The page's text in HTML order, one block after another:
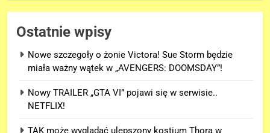
Ostatnie wpisy
Nowe szczegoły o żonie Victora! Sue Storm będzie
miała ważny wątek w „AVENGERS: DOOMSDAY”!
Nowy TRAILER „GTA VI” pojawi się w serwisie..
NETFLIX!